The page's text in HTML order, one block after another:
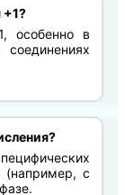
+1?
особенно в
соединениях
(например, с